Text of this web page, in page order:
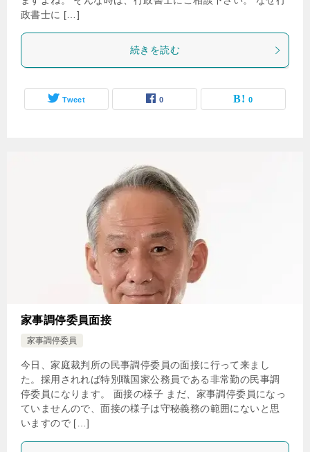
政書士に […]
続きを読む
Tweet 0 0
家事調停委員面接
家事調停委員
今日、家庭裁判所の民事調停委員の面接に行って来まし
た。採用されれば特別職国家公務員である非常勤の民事調
停委員になります。 面接の様子 まだ、家事調停委員になっ
ていませんので、面接の様子は守秘義務の範囲にないと思
いますので […]